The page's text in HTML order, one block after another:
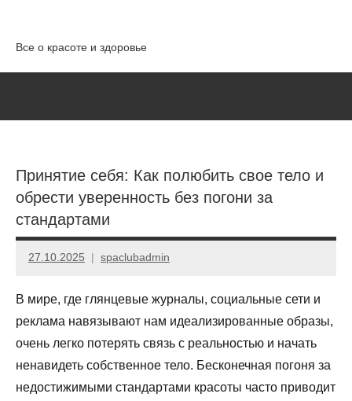
содержимому
Все о красоте и здоровье
Принятие себя: Как полюбить свое тело и
обрести уверенность без погони за
стандартами
27.10.2025 spaclubadmin
Нет
В мире, где глянцевые журналы, социальные сети и
реклама навязывают нам идеализированные образы,
очень легко потерять связь с реальностью и начать
ненавидеть собственное тело. Бесконечная погоня за
недостижимыми стандартами красоты часто приводит